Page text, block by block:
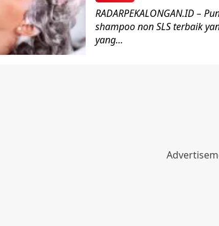
RADARPEKALONGAN.ID –
shampoo non SLS terbaik
yang...